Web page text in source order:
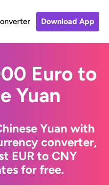
Download App
Euro to
Yuan
Yuan with
converter,
EUR to CNY
for free.